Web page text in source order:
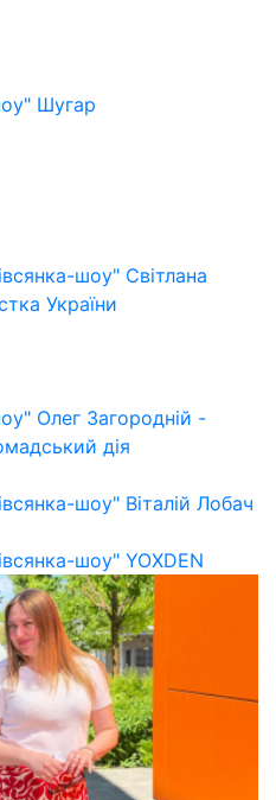
Шугар
шоу" Cвітлана
України
Олег Загородній -
дія
шоу" Віталій Лобач
шоу" YOXDEN